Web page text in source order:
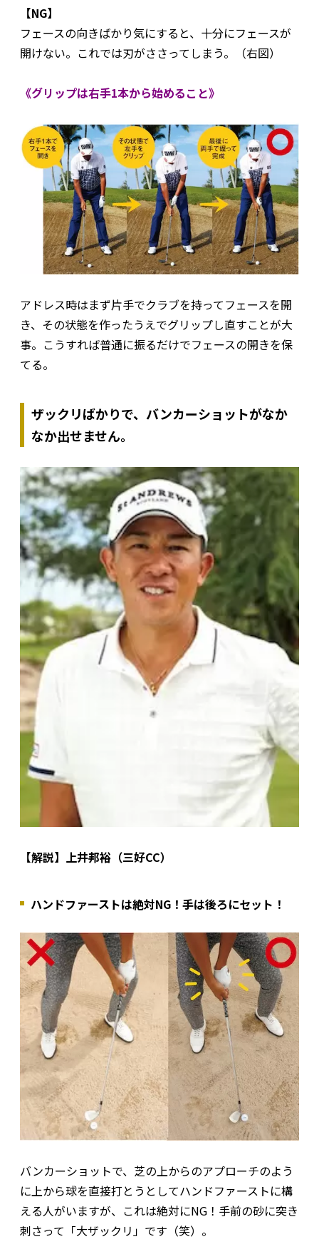
【NG】
フェースの向きばかり気にすると、十分にフェースが
開けない。これでは刃がささってしまう。（右図）
《グリップは右手1本から始めること》
アドレス時はまず片手でクラブを持ってフェースを開
き、その状態を作ったうえでグリップし直すことが大
事。こうすれば普通に振るだけでフェースの開きを保
てる。
ザックリばかりで、バンカーショットがなか
なか出せません。
【解説】上井邦裕（三好CC）
ハンドファーストは絶対NG！手は後ろにセット！
バンカーショットで、芝の上からのアプローチのよう
に上から球を直接打とうとしてハンドファーストに構
える人がいますが、これは絶対にNG！手前の砂に突き
刺さって「大ザックリ」です（笑）。